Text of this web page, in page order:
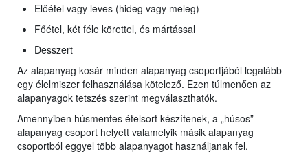
Előétel vagy leves (hideg vagy meleg)
Főétel, két féle körettel, és mártással
Desszert
Az alapanyag kosár minden alapanyag csoportjából legalább
egy élelmiszer felhasználása kötelező. Ezen túlmenően az
alapanyagok tetszés szerint megválaszthatók.
Amennyiben húsmentes ételsort készítenek, a „húsos”
alapanyag csoport helyett valamelyik másik alapanyag
csoportból eggyel több alapanyagot használjanak fel.